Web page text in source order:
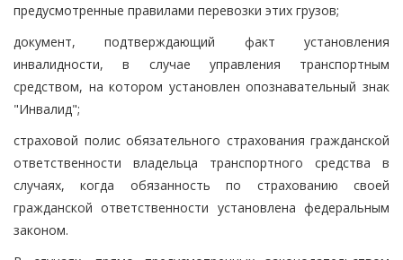
предусмотренные правилами перевозки этих грузов;
документ, подтверждающий факт установления
инвалидности, в случае управления транспортным
средством, на котором установлен опознавательный знак
"Инвалид";
страховой полис обязательного страхования гражданской
ответственности владельца транспортного средства в
случаях, когда обязанность по страхованию своей
гражданской ответственности установлена федеральным
законом.